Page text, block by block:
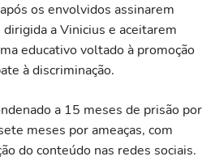
os envolvidos assinarem
a Vinicius e aceitarem
educativo voltado à promoção
à discriminação.
a 15 meses de prisão por
meses por ameaças, com
do conteúdo nas redes sociais.